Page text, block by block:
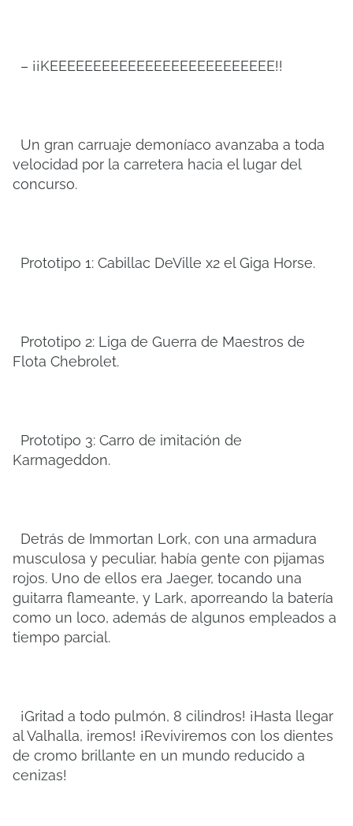
– ¡¡KEEEEEEEEEEEEEEEEEEEEEEEEEE!!
Un gran carruaje demoníaco avanzaba a toda
velocidad por la carretera hacia el lugar del
concurso.
Prototipo 1: Cabillac DeVille x2 el Giga Horse.
Prototipo 2: Liga de Guerra de Maestros de
Flota Chebrolet.
Prototipo 3: Carro de imitación de
Karmageddon.
Detrás de Immortan Lork, con una armadura
musculosa y peculiar, había gente con pijamas
rojos. Uno de ellos era Jaeger, tocando una
guitarra flameante, y Lark, aporreando la batería
como un loco, además de algunos empleados a
tiempo parcial.
¡Gritad a todo pulmón, 8 cilindros! ¡Hasta llegar
al Valhalla, iremos! ¡Reviviremos con los dientes
de cromo brillante en un mundo reducido a
cenizas!